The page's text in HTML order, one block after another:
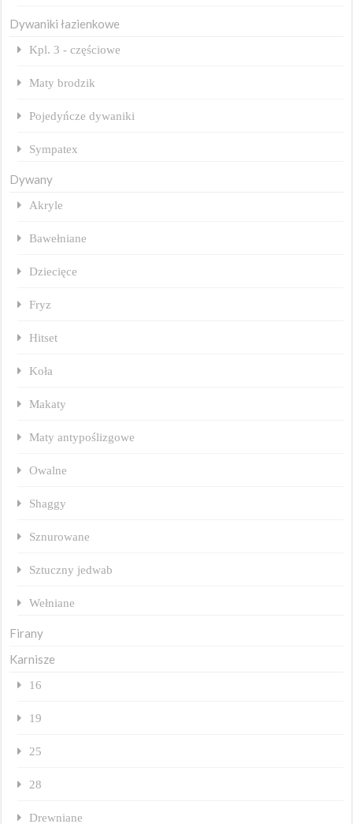
Dywaniki łazienkowe
Kpl. 3 - częściowe
Maty brodzik
Pojedyńcze dywaniki
Sympatex
Dywany
Akryle
Bawełniane
Dziecięce
Fryz
Hitset
Koła
Makaty
Maty antypoślizgowe
Owalne
Shaggy
Sznurowane
Sztuczny jedwab
Wełniane
Firany
Karnisze
16
19
25
28
Drewniane